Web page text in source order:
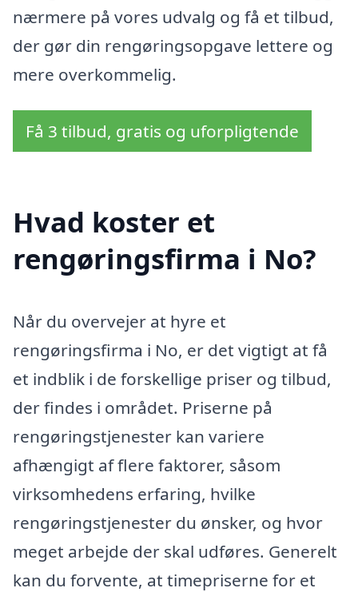
nærmere på vores udvalg og få et tilbud,
der gør din rengøringsopgave lettere og
mere overkommelig.
Få 3 tilbud, gratis og uforpligtende
Hvad koster et
rengøringsfirma i No?
Når du overvejer at hyre et
rengøringsfirma i No, er det vigtigt at få
et indblik i de forskellige priser og tilbud,
der findes i området. Priserne på
rengøringstjenester kan variere
afhængigt af flere faktorer, såsom
virksomhedens erfaring, hvilke
rengøringstjenester du ønsker, og hvor
meget arbejde der skal udføres. Generelt
kan du forvente, at timepriserne for et